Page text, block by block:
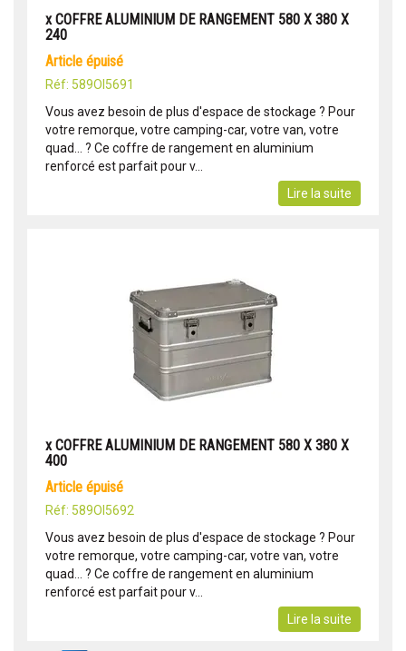
x COFFRE ALUMINIUM DE RANGEMENT 580 X 380 X
240
article épuisé
Réf: 589OI5691
Vous avez besoin de plus d'espace de stockage ? Pour
votre remorque, votre camping-car, votre van, votre
quad... ? Ce coffre de rangement en aluminium
renforcé est parfait pour v...
Lire la suite
x COFFRE ALUMINIUM DE RANGEMENT 580 X 380 X
400
article épuisé
Réf: 589OI5692
Vous avez besoin de plus d'espace de stockage ? Pour
votre remorque, votre camping-car, votre van, votre
quad... ? Ce coffre de rangement en aluminium
renforcé est parfait pour v...
Lire la suite